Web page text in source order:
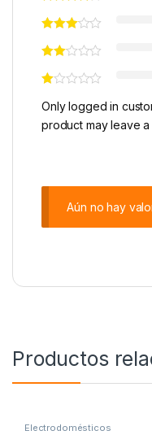
Only logged in
product may leave a
Aún no hay
Productos
Electrodomésticos